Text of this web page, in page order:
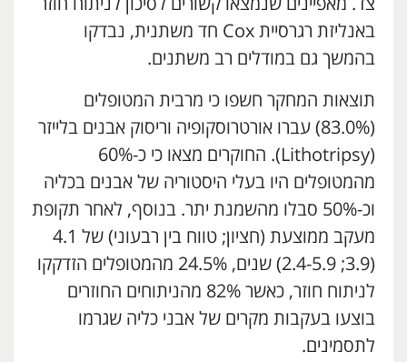
באנליזת רגרסיית Cox חד משתנית, נבדקו
בהמשך גם במודלים רב משתנים.
תוצאות המחקר חשפו כי מרבית המטופלים
(83.0%) עברו אורטרוסקופיה וריסוק אבנים בלייזר
(Lithotripsy). החוקרים מצאו כי כ-60%
מהמטופלים היו בעלי היסטוריה של אבנים בכליה
וכ-50% סבלו מהשמנת יתר. בנוסף, לאחר תקופת
מעקב ממוצעת (חציון; טווח בין רבעוני) של 4.1
(3.9; 2.4-5.9) שנים, 24.5% מהמטופלים הזדקקו
לניתוח חוזר, כאשר 82% מהניתוחים החוזרים
בוצעו בעקבות מקרים של אבני כליה שגרמו
לתסמינים.